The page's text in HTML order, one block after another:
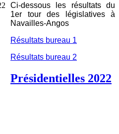
Ci-dessous les résultats du
1er tour des législatives à
Navailles-Angos
Résultats bureau 1
Résultats bureau 2
Présidentielles 2022